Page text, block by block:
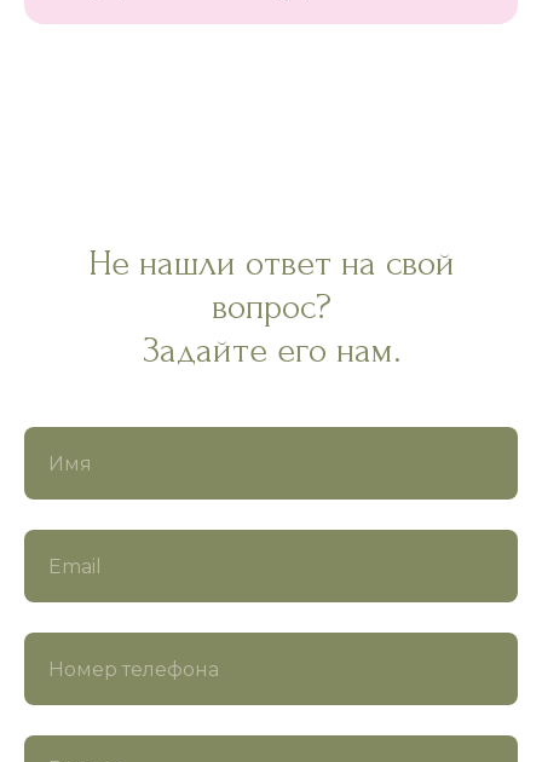
Не нашли ответ на свой
вопрос?
Задайте его нам.